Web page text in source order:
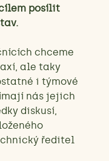
posílit
chceme
ale taky
i týmové
nás jejich
diskusí,
ředitel